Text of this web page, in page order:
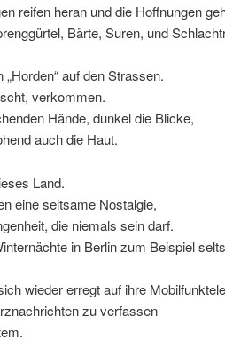
reifen heran und die Hoffnungen
Bärte, Suren, und
„Horden“ auf den Strassen.
verkommen.
Hände, dunkel die Blicke,
auch die Haut.
Land.
eine seltsame Nostalgie,
die niemals sein darf.
in Berlin zum Beispiel
wieder erregt auf ihre
zu verfassen